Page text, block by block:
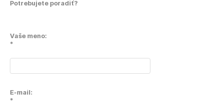
Potrebujete poradiť?
Vaše meno:
*
E-mail:
*